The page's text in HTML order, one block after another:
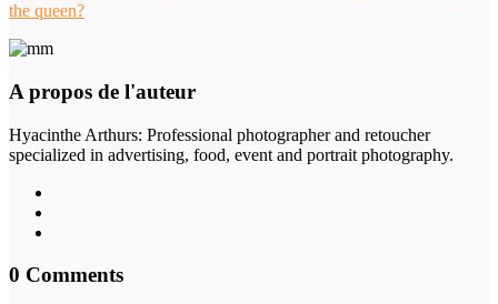
A propos de l'auteur
Hyacinthe Arthurs: Professional photographer and retoucher
specialized in advertising, food, event and portrait photography.
0 Comments